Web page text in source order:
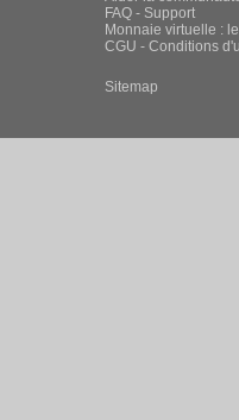
FAQ - Support
Monnaie virtuelle :
CGU - Conditions
Sitemap